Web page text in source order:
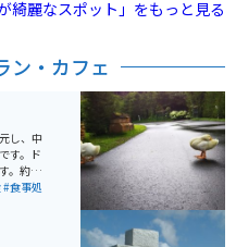
も気持ちよく走れます。 更に西へ向
綺麗なスポット」をもっと見る
ン・カフェ
し、中
す。ド
。約55
「謎解
#食事処